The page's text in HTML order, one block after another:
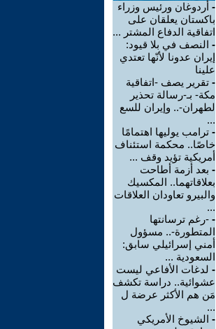
- أردوغان ورئيس وزراء
باكستان يعلقان على
اتفاقية الدفاع المشتر ...
- النصف في بلا قيود:
إيران عدونا لأنّها تعتدي
علينا
- تقرير يصف -اتفاقية
مكة- بـ-رسالة تحذير
لطهران-.. وإيران للسع
...
- ترامب يوليها اهتمامًا
خاصًا.. محكمة استئناف
أمريكية تؤيد وقف ...
- بعد أزمة أطاحت
بعلاقاتهما.. المكسيك
والبيرو تعاودان العلاقات
...
- -رغم ترسانتها
المتطورة-.. مسؤول
أمني إسرائيلي سابق:
السعودية ...
- لدغات الأفاعي ليست
عشوائية.. دراسة تكشف
مَن هم الأكثر عرضة ل
...
- الشيوخ الأمريكي